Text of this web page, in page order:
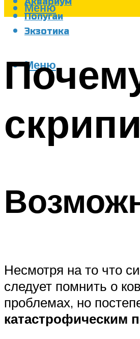
Попугаи
Экзотика
Меню
Меню
Несмотря на то что
следует помнить о
проблемах, но
катастрофическим